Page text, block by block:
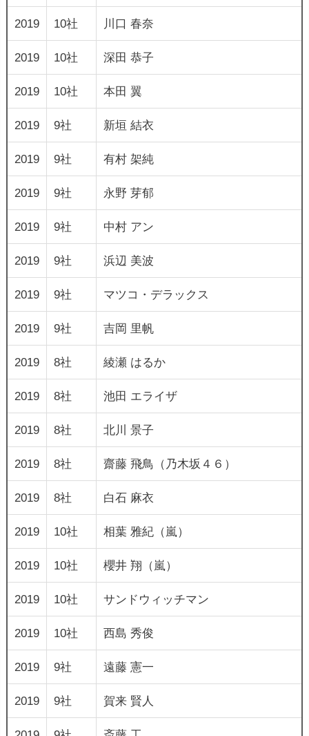
2019 10社 川口 春奈
2019 10社 深田 恭子
2019 10社 本田 翼
2019 9社 新垣 結衣
2019 9社 有村 架純
2019 9社 永野 芽郁
2019 9社 中村 アン
2019 9社 浜辺 美波
2019 9社 マツコ・デラックス
2019 9社 吉岡 里帆
2019 8社 綾瀬 はるか
2019 8社 池田 エライザ
2019 8社 北川 景子
2019 8社 齋藤 飛鳥（乃木坂４６）
2019 8社 白石 麻衣
2019 10社 相葉 雅紀（嵐）
2019 10社 櫻井 翔（嵐）
2019 10社 サンドウィッチマン
2019 10社 西島 秀俊
2019 9社 遠藤 憲一
2019 9社 賀来 賢人